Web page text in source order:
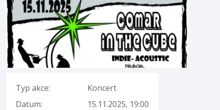
Typ akce:
Koncert
Datum:
15.11.2025, 19:00